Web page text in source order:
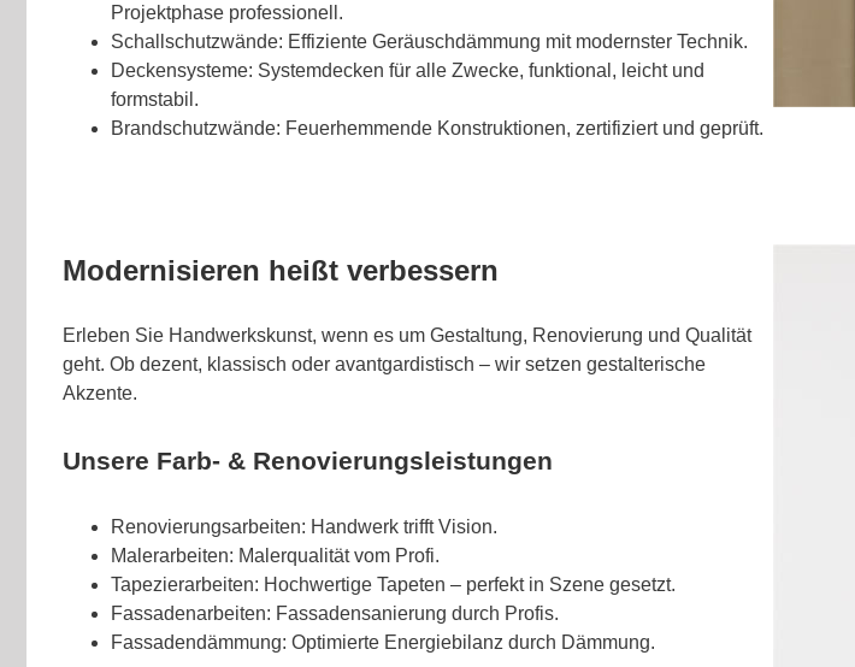
Projektphase professionell.
Schallschutzwände: Effiziente Geräuschdämmung mit modernster Technik.
Deckensysteme: Systemdecken für alle Zwecke, funktional, leicht und
formstabil.
Brandschutzwände: Feuerhemmende Konstruktionen, zertifiziert und geprüft.
Modernisieren heißt verbessern
Erleben Sie Handwerkskunst, wenn es um Gestaltung, Renovierung und Qualität
geht. Ob dezent, klassisch oder avantgardistisch – wir setzen gestalterische
Akzente.
Unsere Farb- & Renovierungsleistungen
Renovierungsarbeiten: Handwerk trifft Vision.
Malerarbeiten: Malerqualität vom Profi.
Tapezierarbeiten: Hochwertige Tapeten – perfekt in Szene gesetzt.
Fassadenarbeiten: Fassadensanierung durch Profis.
Fassadendämmung: Optimierte Energiebilanz durch Dämmung.